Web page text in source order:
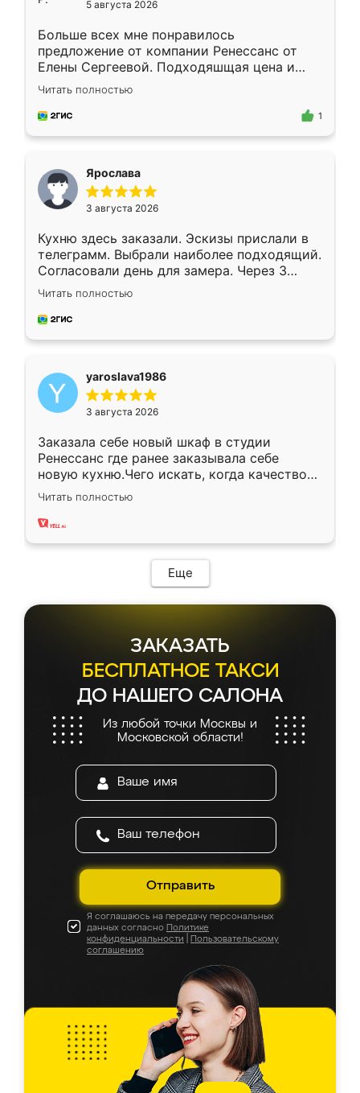
5 августа 2026
Больше всех мне понравилось
предложение от компании Ренессанс от
Елены Сергеевой. Подходяшщая цена и
короткие сроки изготовления. Приехавший
для замера сотрудник Владислав
предложил по моему эскизу самый
Читать полностью
1
Ярослава
3 августа 2026
Кухню здесь заказали. Эскизы прислали в
телеграмм. Выбрали наиболее подходящий.
Согласовали день для замера. Через 3
недели кухня была уже готова. Остались
довольны работой. Спасибо Ренессанс
мебель за качественную работу!
Читать полностью
yaroslava1986
3 августа 2026
Заказала себе новый шкаф в студии
Ренессанс где ранее заказывала себе
новую кухню.Чего искать, когда качеством
вполне довольна. Служит кухня уже почти
два года, нареканий нет.
Читать полностью
Еще
ЗАКАЗАТЬ
БЕСПЛАТНОЕ ТАКСИ
ДО НАШЕГО САЛОНА
Из любой точки Москвы и
Московской области!
Отправить
Я соглашаюсь на передачу персональных
данных согласно Политике
конфиденциальности
Пользовательскому
соглашению